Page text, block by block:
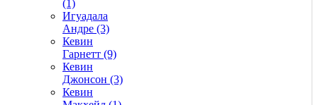
(1)
Игуадала
Андре (3)
Кевин
Гарнетт (9)
Кевин
Джонсон (3)
Кевин